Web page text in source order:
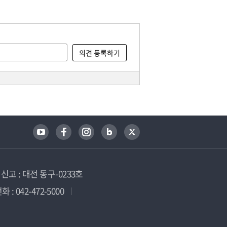
고 : 대전 동구-0233호
: 042-472-5000